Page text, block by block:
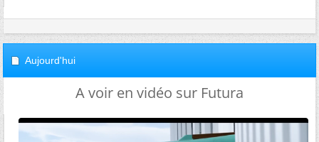
Aujourd'hui
A voir en vidéo sur Futura